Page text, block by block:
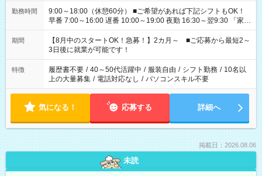
勤務時間
9:00～18:00（休憩60分） ■ご希望があれば下記シフトもOK！
早番 7:00～16:00 遅番 10:00～19:00 夜勤 16:30～翌9:30 「家族
と休みを合わせたい」 「余裕を持って夕飯の準備がしたい」
「できれば残業はしたくない」 など、ご希望を教えてください
ね。 ※Wワーク希望の方へ 今ご覧のお仕事で希望する勤務時間
と、もう1つのお仕事の勤務時間。 合計で週40時間を超える場
合は応募できません。
期間
【8月中のスタートOK！急募！】2カ月～ ■ご応募から最短2～
3日後に就業が可能です！
特徴 履歴書不要 / 40～50代活躍中 / 服装自由 / シフト勤務 / 10名以
上の大量募集 / 電話対応なし / パソコンスキル不要
気になる！ 応募する 詳細へ
掲載日：2026.08.06
未読